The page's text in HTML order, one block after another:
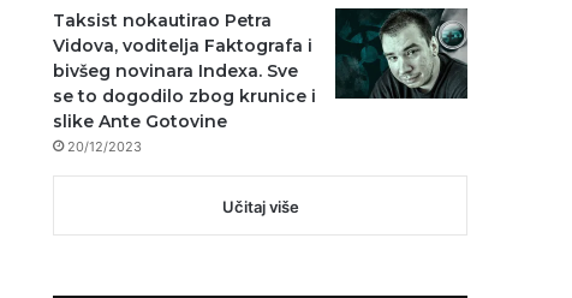
Taksist nokautirao Petra
Vidova, voditelja Faktografa i
bivšeg novinara Indexa. Sve
se to dogodilo zbog krunice i
slike Ante Gotovine
20/12/2023
Učitaj više